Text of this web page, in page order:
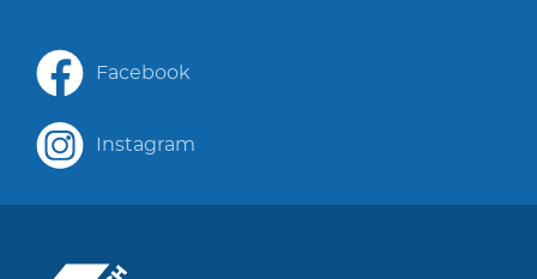
Facebook
Instagram